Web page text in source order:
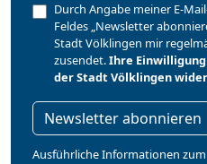
Durch Angabe meiner E-
Feldes „Newsletter
Stadt Völklingen mir
zusendet.Ihre
der Stadt Völklingen
Newsletter abonnieren
Ausführliche Informationen